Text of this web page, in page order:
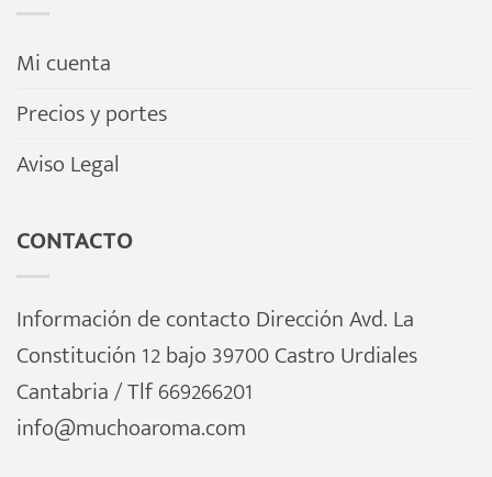
Mi cuenta
Precios y portes
Aviso Legal
CONTACTO
Información de contacto Dirección Avd. La
Constitución 12 bajo 39700 Castro Urdiales
Cantabria / Tlf 669266201
info@muchoaroma.com